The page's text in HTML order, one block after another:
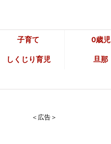
子育て 0歳児
しくじり育児 旦那
＜広告＞